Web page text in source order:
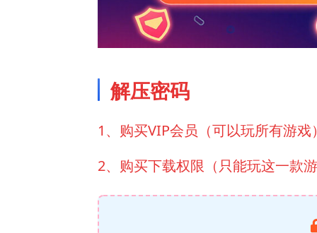
解压密码
1、购买VIP会员（可以玩所有游
2、购买下载权限（只能玩这一款